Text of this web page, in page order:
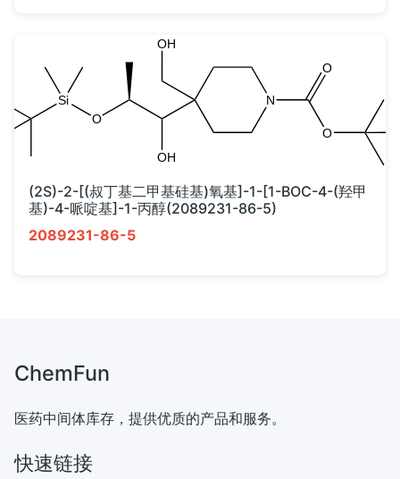
(2S)-2-[(叔丁基二甲基硅基)氧基]-1-[1-BOC-4-(羟甲
基)-4-哌啶基]-1-丙醇(2089231-86-5)
2089231-86-5
ChemFun
医药中间体库存，提供优质的产品和服务。
快速链接